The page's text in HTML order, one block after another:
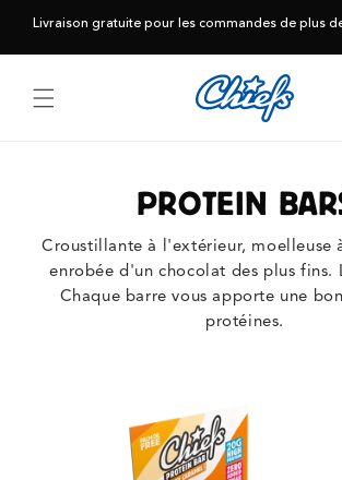
passer
Livraison gratuite pour les commandes de plus
PROTEIN
Croustillante à l'extérieur, moelleuse
enrobée d'un chocolat des plus fins.
Chaque barre vous apporte une
protéines.